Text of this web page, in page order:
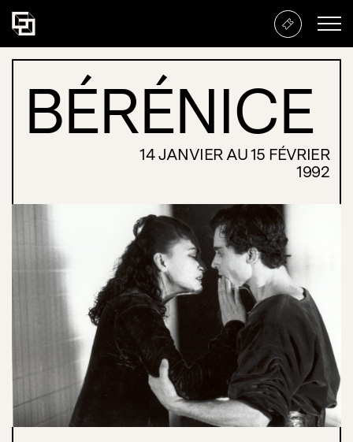
Bérénice
BÉRÉNICE
14 JANVIER AU 15 FÉVRIER
1992